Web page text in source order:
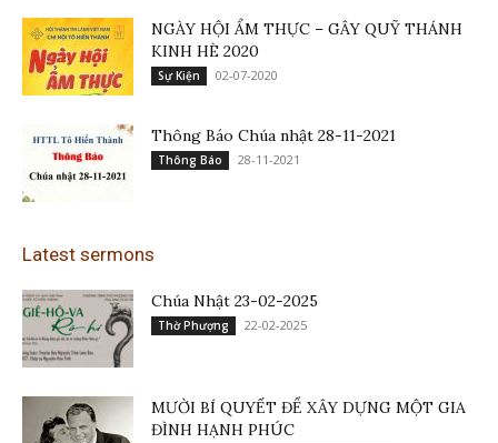
NGÀY HỘI ẨM THỰC – GÂY QUỸ THÁNH
KINH HÈ 2020
Sự Kiện 02-07-2020
Thông Báo Chúa nhật 28-11-2021
Thông Báo 28-11-2021
Latest sermons
Chúa Nhật 23-02-2025
Thờ Phượng 22-02-2025
MƯỜI BÍ QUYẾT ĐỂ XÂY DỰNG MỘT GIA
ĐÌNH HẠNH PHÚC